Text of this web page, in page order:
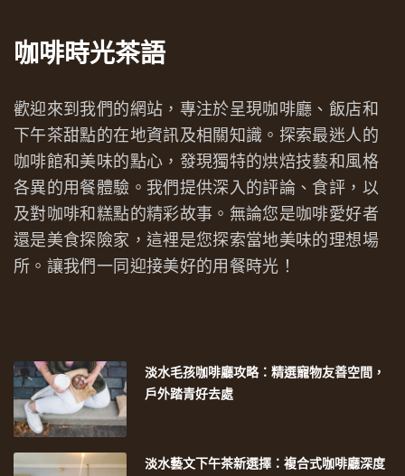
咖啡時光茶語
歡迎來到我們的網站，專注於呈現咖啡廳、飯店和
下午茶甜點的在地資訊及相關知識。探索最迷人的
咖啡館和美味的點心，發現獨特的烘焙技藝和風格
各異的用餐體驗。我們提供深入的評論、食評，以
及對咖啡和糕點的精彩故事。無論您是咖啡愛好者
還是美食探險家，這裡是您探索當地美味的理想場
所。讓我們一同迎接美好的用餐時光！
淡水毛孩咖啡廳攻略：精選寵物友善空間，
戶外踏青好去處
淡水藝文下午茶新選擇：複合式咖啡廳深度